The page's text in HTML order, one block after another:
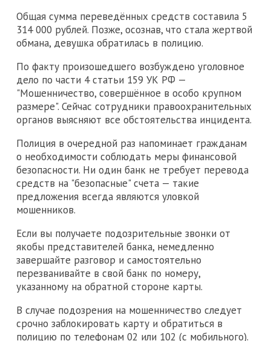
Общая сумма переведённых средств составила 5
314 000 рублей. Позже, осознав, что стала жертвой
обмана, девушка обратилась в полицию.
По факту произошедшего возбуждено уголовное
дело по части 4 статьи 159 УК РФ —
"Мошенничество, совершённое в особо крупном
размере". Сейчас сотрудники правоохранительных
органов выясняют все обстоятельства инцидента.
Полиция в очередной раз напоминает гражданам
о необходимости соблюдать меры финансовой
безопасности. Ни один банк не требует перевода
средств на "безопасные" счета — такие
предложения всегда являются уловкой
мошенников.
Если вы получаете подозрительные звонки от
якобы представителей банка, немедленно
завершайте разговор и самостоятельно
перезванивайте в свой банк по номеру,
указанному на обратной стороне карты.
В случае подозрения на мошенничество следует
срочно заблокировать карту и обратиться в
полицию по телефонам 02 или 102 (с мобильного).